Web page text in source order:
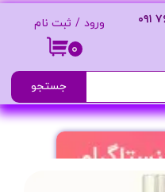
۰
ورود / ثبت نام ٠٩١
جستجو
لیپ پلامپر لب غنچه ای پرفکت شیمر